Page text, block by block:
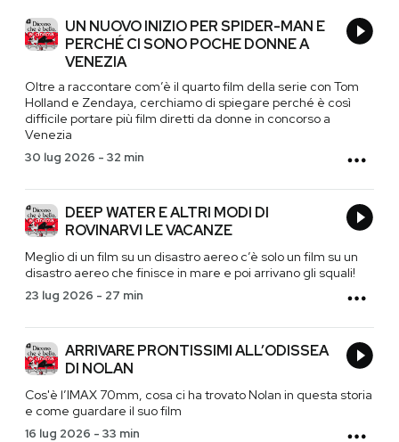
UN NUOVO INIZIO PER SPIDER-MAN E
PERCHÉ CI SONO POCHE DONNE A
VENEZIA
Oltre a raccontare com’è il quarto film della serie con Tom
Holland e Zendaya, cerchiamo di spiegare perché è così
difficile portare più film diretti da donne in concorso a
Venezia
30 lug 2026 - 32 min
DEEP WATER E ALTRI MODI DI
ROVINARVI LE VACANZE
Meglio di un film su un disastro aereo c’è solo un film su un
disastro aereo che finisce in mare e poi arrivano gli squali!
23 lug 2026 - 27 min
ARRIVARE PRONTISSIMI ALL’ODISSEA
DI NOLAN
Cos'è l’IMAX 70mm, cosa ci ha trovato Nolan in questa storia
e come guardare il suo film
16 lug 2026 - 33 min